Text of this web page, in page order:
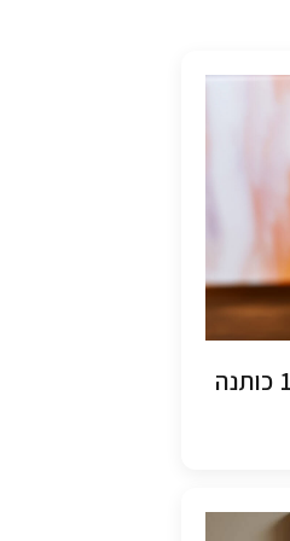
קנבס אמנים פרימיום: 100% כותנה